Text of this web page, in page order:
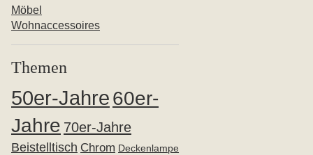
Möbel
Wohnaccessoires
Themen
50er-Jahre60er-
Jahre 70er-Jahre
Beistelltisch Chrom Deckenlampe